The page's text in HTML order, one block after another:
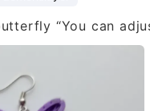
“You can